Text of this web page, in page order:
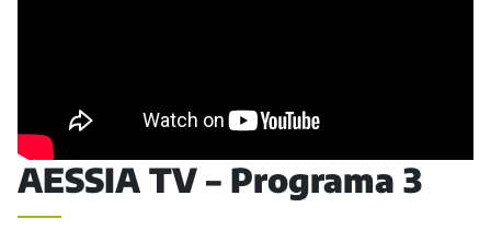
AESSIA TV – Programa 3